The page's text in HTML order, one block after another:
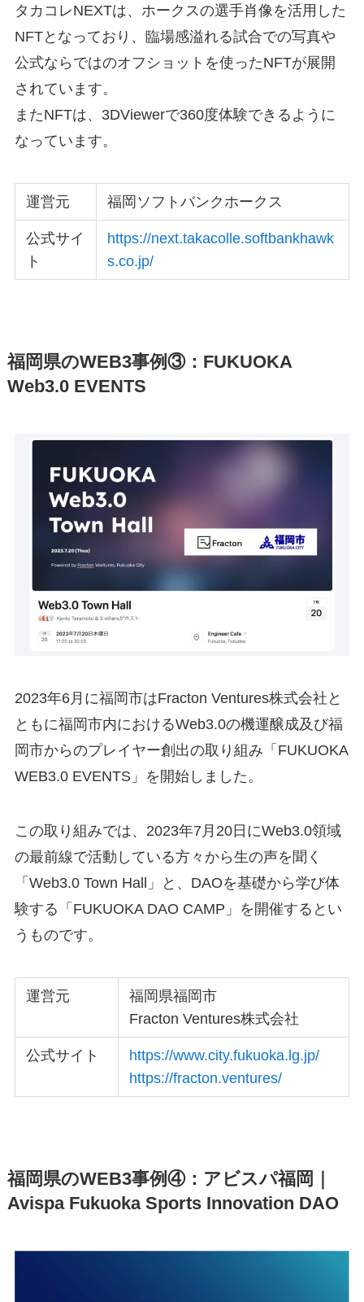
タカコレNEXTは、ホークスの選手肖像を活用した
NFTとなっており、臨場感溢れる試合での写真や
公式ならではのオフショットを使ったNFTが展開
されています。
またNFTは、3DViewerで360度体験できるように
なっています。
運営元 福岡ソフトバンクホークス
公式サイ
ト
https://next.takacolle.softbankhawk
s.co.jp/
福岡県のWEB3事例③：FUKUOKA
Web3.0 EVENTS
2023年6月に福岡市はFracton Ventures株式会社と
ともに福岡市内におけるWeb3.0の機運醸成及び福
岡市からのプレイヤー創出の取り組み「FUKUOKA
WEB3.0 EVENTS」を開始しました。
この取り組みでは、2023年7月20日にWeb3.0領域
の最前線で活動している方々から生の声を聞く
「Web3.0 Town Hall」と、DAOを基礎から学び体
験する「FUKUOKA DAO CAMP」を開催するとい
うものです。
運営元
福岡県福岡市
Fracton Ventures株式会社
公式サイト
https://www.city.fukuoka.lg.jp/
https://fracton.ventures/
福岡県のWEB3事例④：アビスパ福岡｜
Avispa Fukuoka Sports Innovation DAO